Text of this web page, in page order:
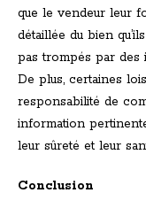
que le vendeur leur
détaillée du bien
pas trompés par des
De plus, certaines
responsabilité de
information
leur sûreté et leur
Conclusion